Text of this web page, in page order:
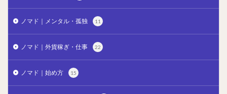
ノマド｜メンタル・孤独 11
ノマド｜外貨稼ぎ・仕事 22
ノマド｜始め方 15